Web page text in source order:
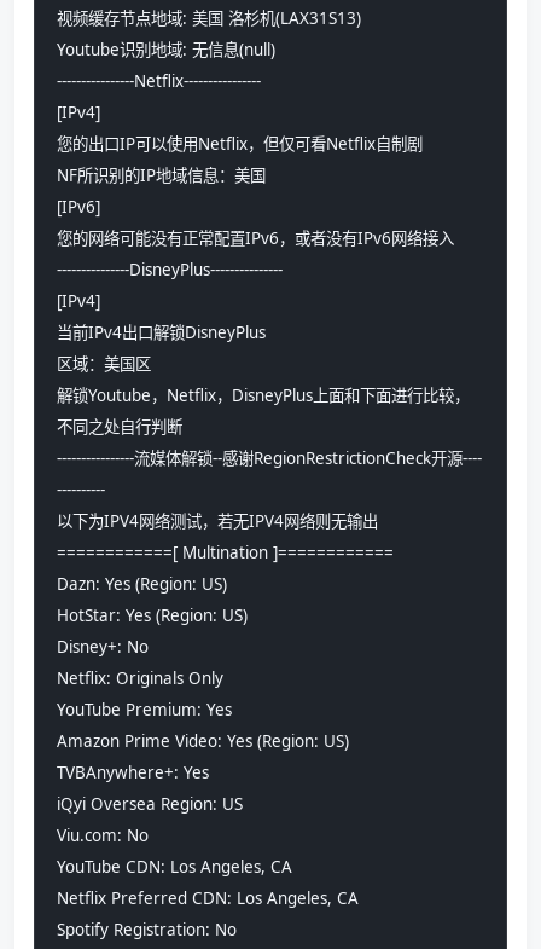
视频缓存节点地域: 美国 洛杉机(LAX31S13)
Youtube识别地域: 无信息(null)
----------------Netflix----------------
[IPv4]
您的出口IP可以使用Netflix，但仅可看Netflix自制剧
NF所识别的IP地域信息：美国
[IPv6]
您的网络可能没有正常配置IPv6，或者没有IPv6网络接入
---------------DisneyPlus---------------
[IPv4]
当前IPv4出口解锁DisneyPlus
区域：美国区
解锁Youtube，Netflix，DisneyPlus上面和下面进行比较，
不同之处自行判断
----------------流媒体解锁--感谢RegionRestrictionCheck开源----
----------
以下为IPV4网络测试，若无IPV4网络则无输出
============[ Multination ]============
Dazn: Yes (Region: US)
HotStar: Yes (Region: US)
Disney+: No
Netflix: Originals Only
YouTube Premium: Yes
Amazon Prime Video: Yes (Region: US)
TVBAnywhere+: Yes
iQyi Oversea Region: US
Viu.com: No
YouTube CDN: Los Angeles, CA
Netflix Preferred CDN: Los Angeles, CA
Spotify Registration: No